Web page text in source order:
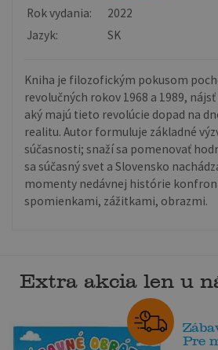
Rok vydania:
2022
Jazyk:
SK
Kniha je filozofickým pokusom
revolučných rokov 1968 a 1989,
aký majú tieto revolúcie dopad na
realitu. Autor formuluje základné
súčasnosti; snaží sa pomenovať
sa súčasný svet a Slovensko
momenty nedávnej histórie
spomienkami, zážitkami, obrazmi.
Extra akcia len u
Pre